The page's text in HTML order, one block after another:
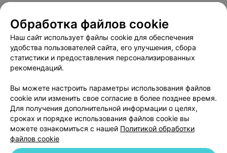
Пользовательское соглашение
Способы оплаты
Вакансии
Партнеры
Написать руководителю 103.by
Обработка персональных данных
Обработка файлов cookie
Наш сайт использует файлы cookie для обеспечения
удобства пользователей сайта, его улучшения, сбора
статистики и предоставления персонализированных
рекомендаций.
Вы можете настроить параметры использования файлов
cookie или изменить свое согласие в более позднее время.
Для получения дополнительной информации о целях,
сроках и порядке использования файлов cookie вы
можете ознакомиться с нашей Политикой обработки
файлов cookie